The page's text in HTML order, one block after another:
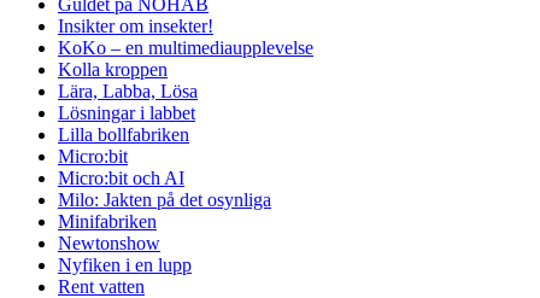
Insikter om insekter!
KoKo – en multimediaupplevelse
Kolla kroppen
Lära, Labba, Lösa
Lösningar i labbet
Lilla bollfabriken
Micro:bit
Micro:bit och AI
Milo: Jakten på det osynliga
Minifabriken
Newtonshow
Nyfiken i en lupp
Rent vatten